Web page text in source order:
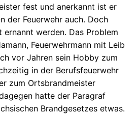
fest und anerkannt ist er
der Feuerwehr auch. Doch
werden. Das Problem
Feuerwehrmann mit Leib
vor Jahren sein Hobby zum
in der Berufsfeuerwehr
zum Ortsbrandmeister
hatte der Paragraf
Brandgesetzes etwas.